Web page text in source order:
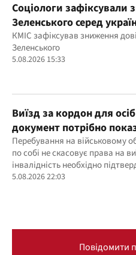
Соціологи зафіксували
Зеленського серед
КМІС зафіксував зниження
Зеленського
5.08.2026 15:33
Виїзд за кордон для
документ потрібно
Перебування на військовому
по собі не скасовує права на
інвалідність необхідно
документально
5.08.2026 22:03
Повідомити